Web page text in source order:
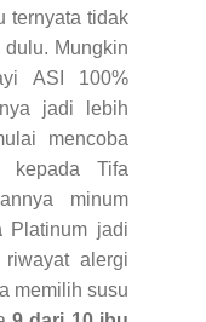
ternyata tidak
dulu. Mungkin
ASI 100%
jadi lebih
mencoba
kepada Tifa
minum
Platinum jadi
alergi
memilih susu